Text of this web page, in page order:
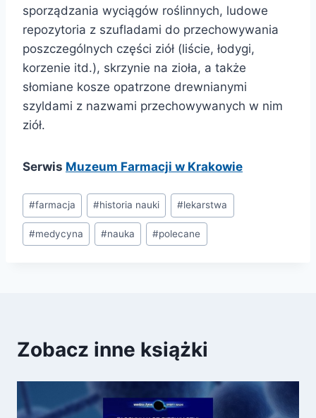
sporządzania wyciągów roślinnych, ludowe
repozytoria z szufladami do przechowywania
poszczególnych części ziół (liście, łodygi,
korzenie itd.), skrzynie na zioła, a także
słomiane kosze opatrzone drewnianymi
szyldami z nazwami przechowywanych w nim
ziół.
Serwis Muzeum Farmacji w Krakowie
Tagi
wpisu:
#farmacja #historia nauki #lekarstwa
#medycyna #nauka #polecane
Zobacz inne książki